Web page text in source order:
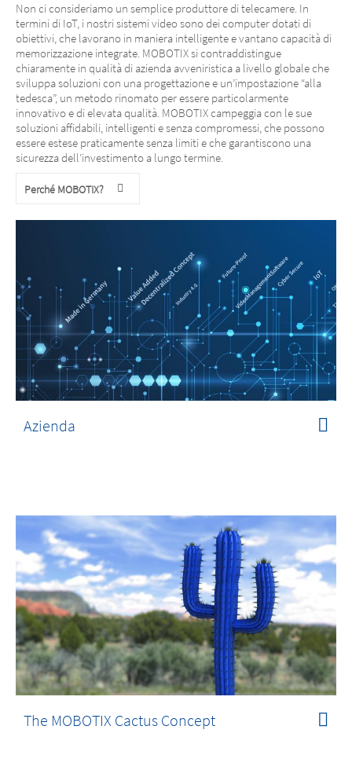
Non ci consideriamo un semplice produttore di telecamere. In
termini di IoT, i nostri sistemi video sono dei computer dotati di
obiettivi, che lavorano in maniera intelligente e vantano capacità di
memorizzazione integrate. MOBOTIX si contraddistingue
chiaramente in qualità di azienda avveniristica a livello globale che
sviluppa soluzioni con una progettazione e un’impostazione “alla
tedesca”, un metodo rinomato per essere particolarmente
innovativo e di elevata qualità. MOBOTIX campeggia con le sue
soluzioni affidabili, intelligenti e senza compromessi, che possono
essere estese praticamente senza limiti e che garantiscono una
sicurezza dell’investimento a lungo termine.
Perché MOBOTIX?
Azienda
The MOBOTIX Cactus Concept